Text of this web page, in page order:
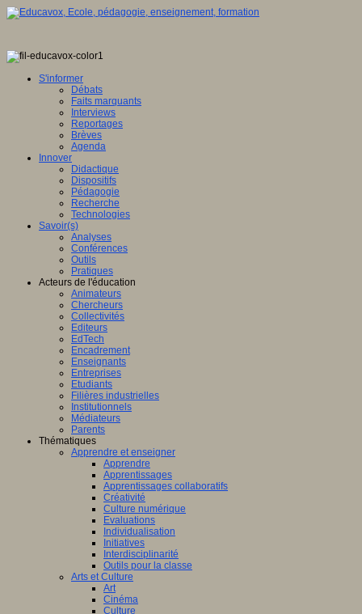
S'informer
Débats
Faits marquants
Interviews
Reportages
Brèves
Agenda
Innover
Didactique
Dispositifs
Pédagogie
Recherche
Technologies
Savoir(s)
Analyses
Conférences
Outils
Pratiques
Acteurs de l'éducation
Animateurs
Chercheurs
Collectivités
Editeurs
EdTech
Encadrement
Enseignants
Entreprises
Etudiants
Filières industrielles
Institutionnels
Médiateurs
Parents
Thématiques
Apprendre et enseigner
Apprendre
Apprentissages
Apprentissages collaboratifs
Créativité
Culture numérique
Evaluations
Individualisation
Initiatives
Interdisciplinarité
Outils pour la classe
Arts et Culture
Art
Cinéma
Culture